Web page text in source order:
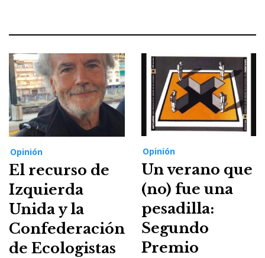
Opinión
El recurso de
Izquierda
Unida y la
Confederación
de Ecologistas
Opinión
Un verano que
(no) fue una
pesadilla:
Segundo
Premio